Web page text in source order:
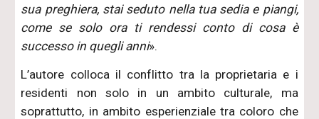
sua preghiera, stai seduto nella tua sedia e piangi,
come se solo ora ti rendessi conto di cosa è
successo in quegli anni».
L’autore colloca il conflitto tra la proprietaria e i
residenti non solo in un ambito culturale, ma
soprattutto, in ambito esperienziale tra coloro che